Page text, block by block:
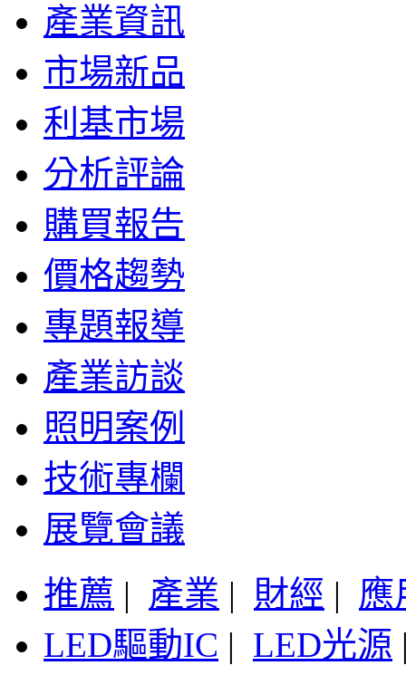
產業資訊
市場新品
利基市場
分析評論
購買報告
價格趨勢
專題報導
產業訪談
照明案例
技術專欄
展覽會議
推薦 | 產業 | 財經 | 應
LED驅動IC | LED光源